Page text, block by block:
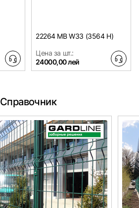
22264 MB W33 (3564 H)
Цена за шт.:
24000,00 лей
Справочник